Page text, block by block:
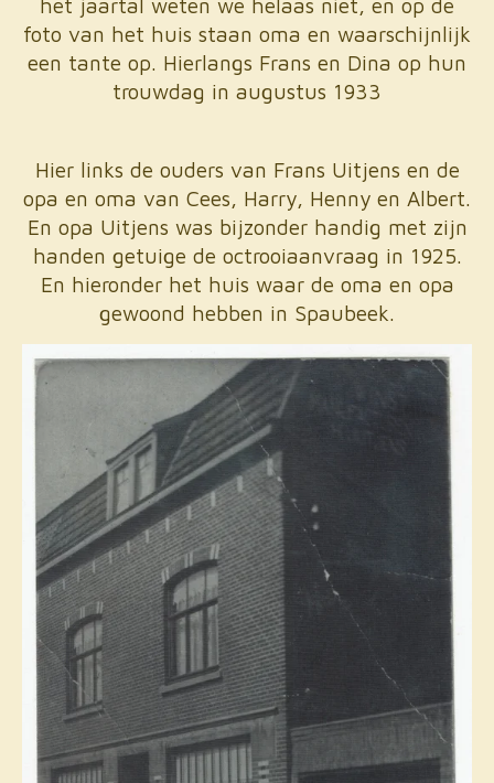
het jaartal weten we helaas niet, en op de
foto van het huis staan oma en waarschijnlijk
een tante op. Hierlangs Frans en Dina op hun
trouwdag in augustus 1933
Hier links de ouders van Frans Uitjens en de
opa en oma van Cees, Harry, Henny en Albert.
En opa Uitjens was bijzonder handig met zijn
handen getuige de octrooiaanvraag in 1925.
En hieronder het huis waar de oma en opa
gewoond hebben in Spaubeek.